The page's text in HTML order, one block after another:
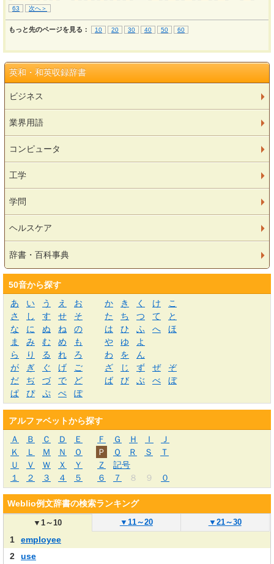
63
次へ＞
もっと先のページを見る： 10 20 30 40 50 60
英和・和英収録辞書
ビジネス
業界用語
コンピュータ
工学
学問
ヘルスケア
辞書・百科事典
50音から探す
あ
い う え お か き く け
こ
さ
し す せ そ た ち つ て
と
な
に ぬ ね の は ひ ふ へ
ほ
ま
み む め も や ゆ
よ
ら
り る れ ろ わ を
ん
が
ぎ ぐ げ ご ざ じ ず ぜ
ぞ
だ
ぢ づ で ど ば び ぶ べ
ぼ
ぱ
ぴ ぷ ぺ ぽ
アルファベットから探す
Ａ
Ｂ Ｃ Ｄ Ｅ Ｆ Ｇ Ｈ Ｉ
Ｊ
Ｋ
Ｌ Ｍ Ｎ Ｏ Ｐ Ｑ Ｒ Ｓ
Ｔ
Ｕ
Ｖ Ｗ Ｘ Ｙ Ｚ
記号
１
２ ３ ４ ５ ６ ７ ８ ９ ０
Weblio例文辞書の検索ランキング
▼1～10 ▼ 11～20 ▼ 21～30
1
employee
2
use